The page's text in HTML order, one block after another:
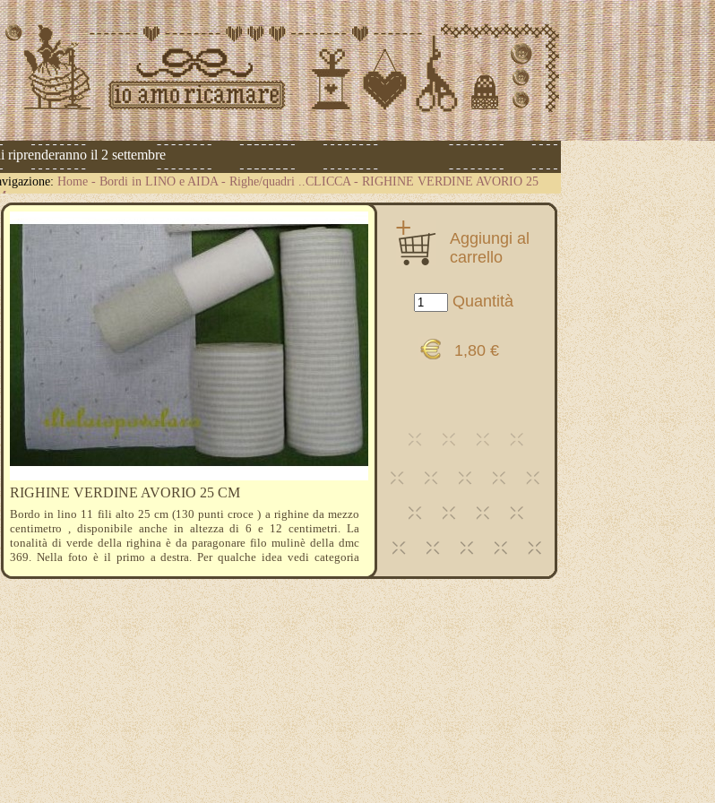
il 2 settembre
Home - Bordi in LINO e AIDA- Righe/quadri ..CLICCA- RIGHINE VERDINE AVORIO 25
Aggiungi al
carrello
Quantità
1,80 €
RIGHINE VERDINE AVORIO 25 CM
Bordo in lino 11 fili alto 25 cm (130 punti croce ) a righine da mezzo
centimetro , disponibile anche in altezza di 6 e 12 centimetri. La
tonalità di verde della righina è da paragonare filo mulinè della dmc
369. Nella foto è il primo a destra. Per qualche idea vedi categoria
Il prezzo si riferisce a 10 cm. come unità di misura minima. Esempio per
l'ordine quantità 3 = 30 cm